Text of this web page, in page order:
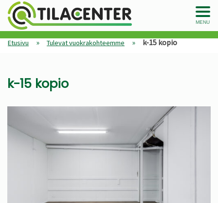
MENU
Etusivu » Tulevat vuokrakohteemme » k-15 kopio
k-15 kopio